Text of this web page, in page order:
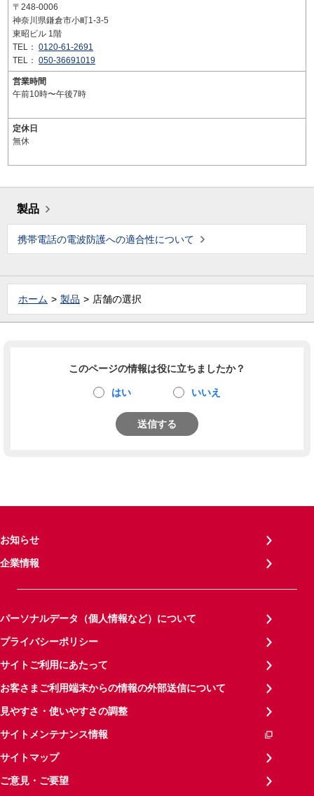
〒248-0006
神奈川県鎌倉市小町1-3-5
東昭ビル 1階
TEL： 0120-61-2691
TEL： 050-36691019
営業時間
午前10時〜午後7時
定休日
無休
製品
携帯電話の電波防護への適合性について
ホーム 製品 店舗の選択
このページの情報は役に立ちましたか？
はい いいえ
送信する
お知らせ
企業情報
パーソナルデータ（個人情報など）について
プライバシーポリシー
サイトご利用にあたって
お客さまご利用端末からの情報の外部送信について
見やすさ・使いやすさの調整
サイトメンテナンス情報
サイトマップ
ご意見・ご要望